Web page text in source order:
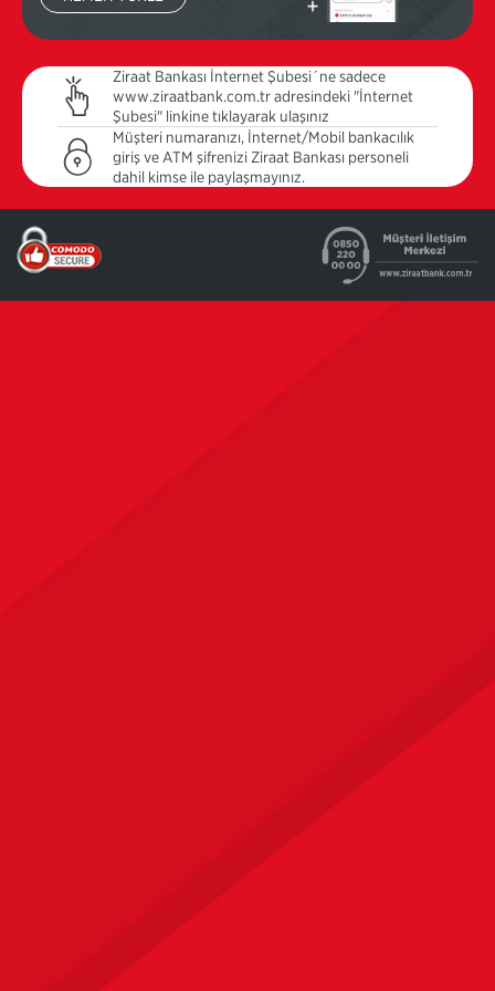
Ziraat Bankası İnternet Şubesi´ne sadece
www.ziraatbank.com.tr adresindeki "İnternet
Şubesi" linkine tıklayarak ulaşınız
Müşteri numaranızı, İnternet/Mobil bankacılık
giriş ve ATM şifrenizi Ziraat Bankası personeli
dahil kimse ile paylaşmayınız.